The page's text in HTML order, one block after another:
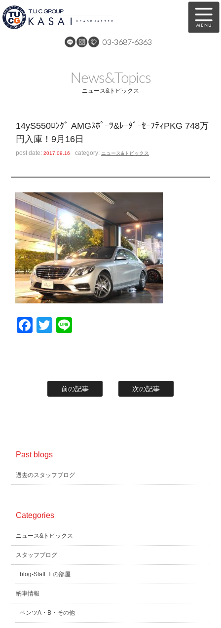
03-3687-6363
全国納車 特別作業
注文販売
スタッフ紹介
お問い合わせ 会社概要
スタッフblog 納車blog
ホーム T.U.C.GROUP
News&Topics
ニュース&トピックス
14yS550ﾛﾝｸﾞ AMGｽﾎﾟｰﾂ&ﾚｰﾀﾞｰｾｰﾌﾃｨPKG 748万
円入庫！9月16日
post date:2017.09.16 category: ニュース&トピックス
Facebook
Twitter
前の記事 次の記事
Past blogs
過去のスタッフブログ
Categories
ニュース&トピックス
スタッフブログ
blog-Staff Ｉの部屋
納車情報
ベンツA・B・その他